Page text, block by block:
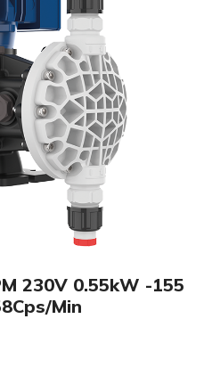
230V 0.55kW -155
Min